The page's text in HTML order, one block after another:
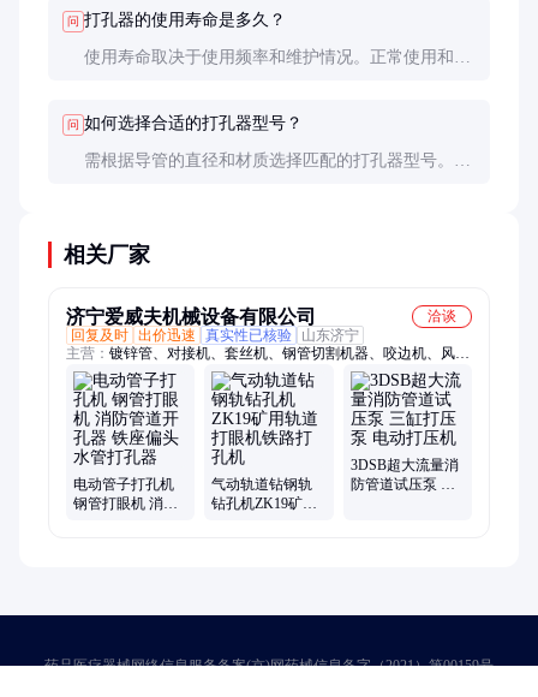
问 打孔器的使用寿命是多久？
使用寿命取决于使用频率和维护情况。正常使用和维
问 如何选择合适的打孔器型号？
需根据导管的直径和材质选择匹配的打孔器型号。建
相关厂家
济宁爱威夫机械设备有限公司
洽谈
回复及时 出价迅速 真实性已核验
山东济宁
主营： 镀锌管、对接机、套丝机、钢管切割机器、咬边机、风管
机、维弯机、电动试压泵、热熔对焊机、滚动式弯管机、衬塑内
层压槽机、电动钢管切管机、压力自控试压泵、衬塑管道压槽机
电动管子打孔机
钢管打眼机 消防
气动轨道钻钢轨
钻孔机ZK19矿用
3DSB超大流量消
防管道试压泵 三
药品医疗器械网络信息服务备案(京)网药械信息备字（2021）第00159号